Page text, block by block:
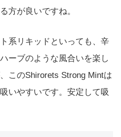
方が良いですね。
系リキッドといっても、辛
ーブのような風合いを楽し
このShirorets Strong Mintは
いやすいです。安定して吸